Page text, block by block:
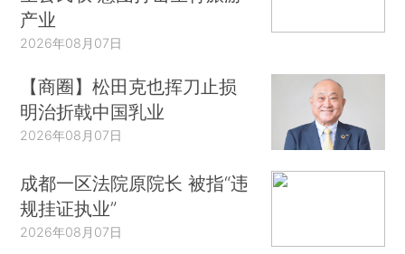
产业
2026年08月07日
【商圈】松田克也挥刀止损
明治折戟中国乳业
2026年08月07日
成都一区法院原院长 被指“违
规挂证执业”
2026年08月07日